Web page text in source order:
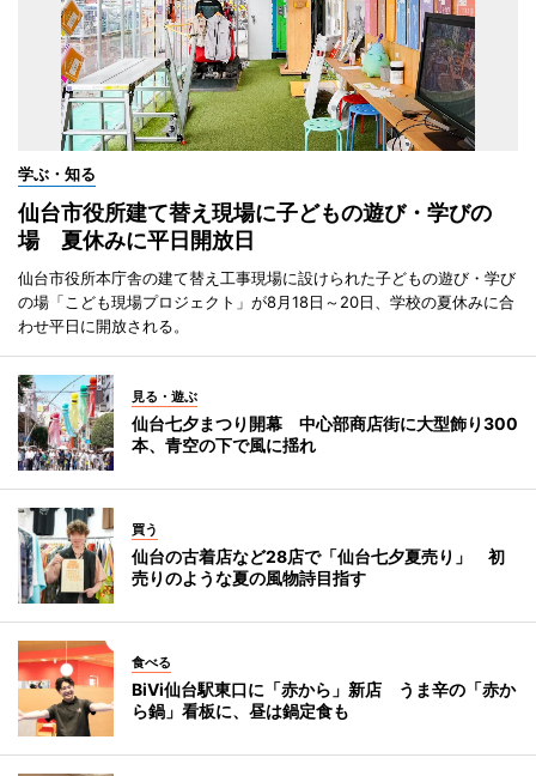
学ぶ・知る
仙台市役所建て替え現場に子どもの遊び・学びの
場 夏休みに平日開放日
仙台市役所本庁舎の建て替え工事現場に設けられた子どもの遊び・学び
の場「こども現場プロジェクト」が8月18日～20日、学校の夏休みに合
わせ平日に開放される。
見る・遊ぶ
仙台七夕まつり開幕 中心部商店街に大型飾り300
本、青空の下で風に揺れ
買う
仙台の古着店など28店で「仙台七夕夏売り」 初
売りのような夏の風物詩目指す
食べる
BiVi仙台駅東口に「赤から」新店 うま辛の「赤か
ら鍋」看板に、昼は鍋定食も